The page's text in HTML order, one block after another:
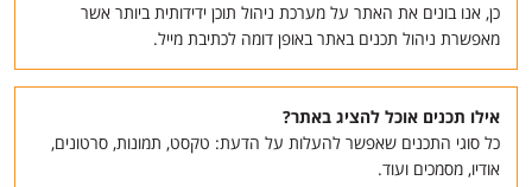
כן, אנו בונים את האתר על מערכת ניהול תוכן ידידותית ביותר אשר
מאפשרת ניהול תכנים באתר באופן דומה לכתיבת מייל.
אילו תכנים אוכל להציג באתר?
כל סוגי התכנים שאפשר להעלות על הדעת: טקסט, תמונות, סרטונים,
אודיו, מסמכים ועוד.